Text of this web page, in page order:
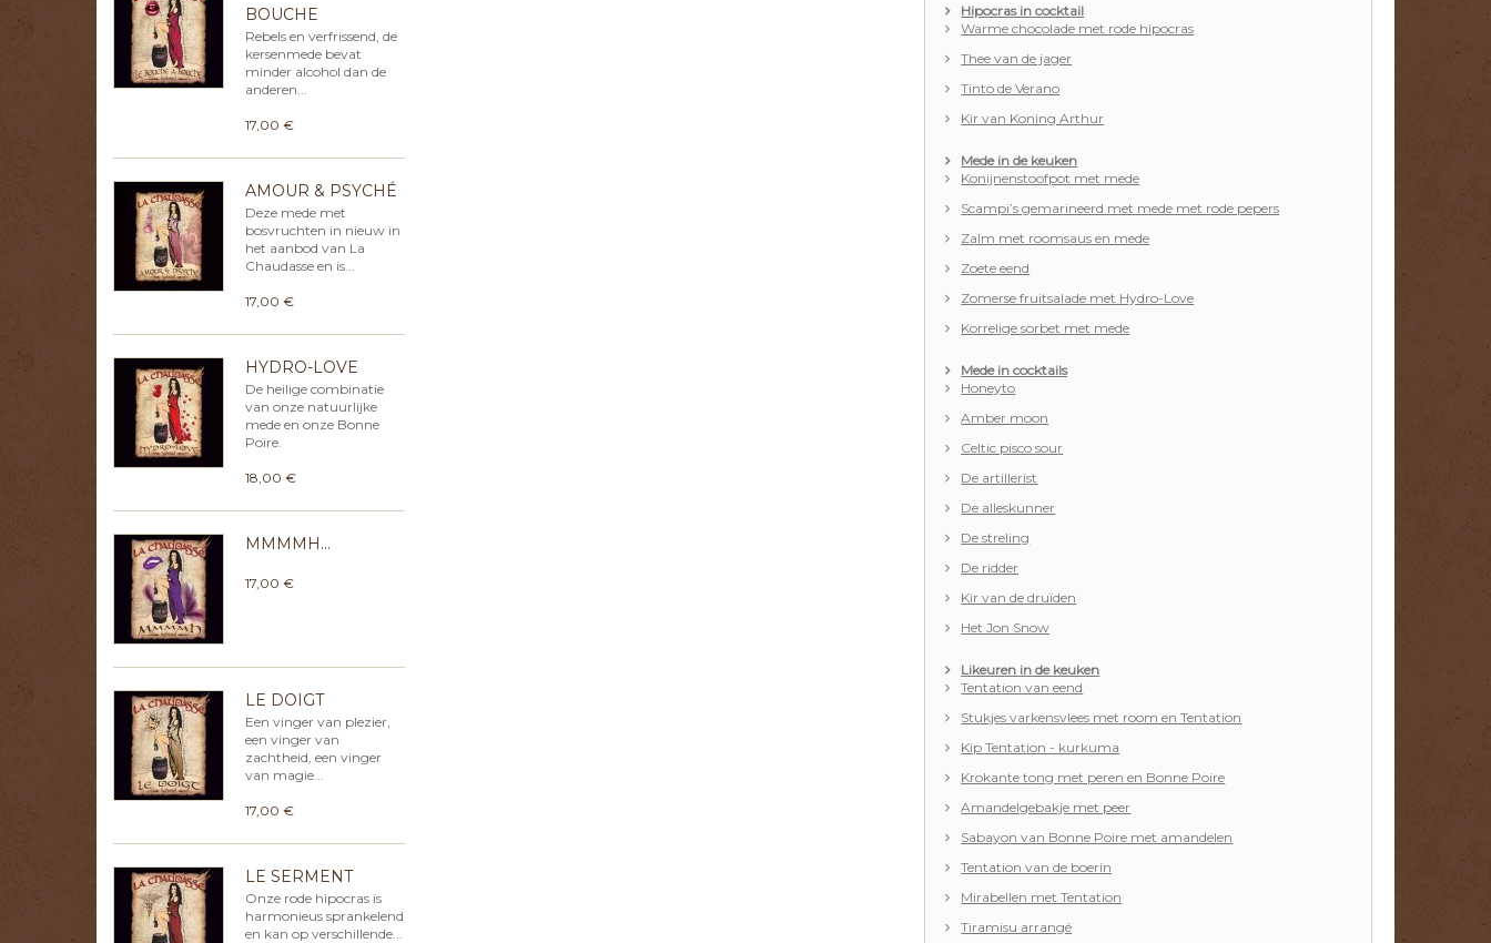
BOUCHE
Rebels en verfrissend, de
kersenmede bevat
minder alcohol dan de
anderen...
17,00 €
AMOUR & PSYCHÉ
Deze mede met
bosvruchten in nieuw in
het aanbod van La
Chaudasse en is...
17,00 €
HYDRO-LOVE
De heilige combinatie
van onze natuurlijke
mede en onze Bonne
Poire.
18,00 €
MMMMH...
17,00 €
LE DOIGT
Een vinger van plezier,
een vinger van
zachtheid, een vinger
van magie...
17,00 €
LE SERMENT
Onze rode hipocras is
harmonieus sprankelend
en kan op verschillende...
Hipocras in cocktail
Warme chocolade met rode hipocras
Thee van de jager
Tinto de Verano
Kir van Koning Arthur
Mede in de keuken
Konijnenstoofpot met mede
Scampi’s gemarineerd met mede met rode pepers
Zalm met roomsaus en mede
Zoete eend
Zomerse fruitsalade met Hydro-Love
Korrelige sorbet met mede
Mede in cocktails
Honeyto
Amber moon
Celtic pisco sour
De artillerist
De alleskunner
De streling
De ridder
Kir van de druïden
Het Jon Snow
Likeuren in de keuken
Tentation van eend
Stukjes varkensvlees met room en Tentation
Kip Tentation - kurkuma
Krokante tong met peren en Bonne Poire
Amandelgebakje met peer
Sabayon van Bonne Poire met amandelen
Tentation van de boerin
Mirabellen met Tentation
Tiramisu arrangé